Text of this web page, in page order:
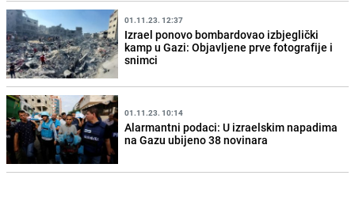
01.11.23. 12:37
Izrael ponovo bombardovao izbjeglički
kamp u Gazi: Objavljene prve fotografije i
snimci
01.11.23. 10:14
Alarmantni podaci: U izraelskim napadima
na Gazu ubijeno 38 novinara